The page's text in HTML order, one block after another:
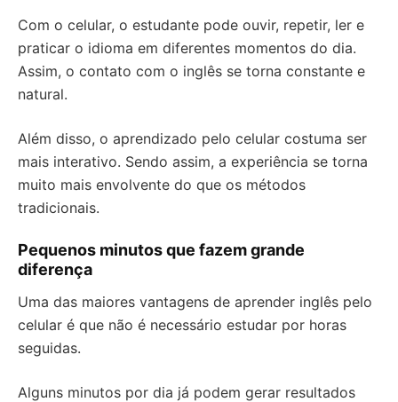
Com o celular, o estudante pode ouvir, repetir, ler e
praticar o idioma em diferentes momentos do dia.
Assim, o contato com o inglês se torna constante e
natural.
Além disso, o aprendizado pelo celular costuma ser
mais interativo. Sendo assim, a experiência se torna
muito mais envolvente do que os métodos
tradicionais.
Pequenos minutos que fazem grande
diferença
Uma das maiores vantagens de aprender inglês pelo
celular é que não é necessário estudar por horas
seguidas.
Alguns minutos por dia já podem gerar resultados